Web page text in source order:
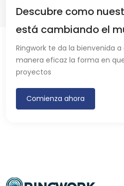
Descubre como
está cambiando el
Ringwork te da la bienvenida
manera eficaz la forma en
proyectos
Comienza ahora